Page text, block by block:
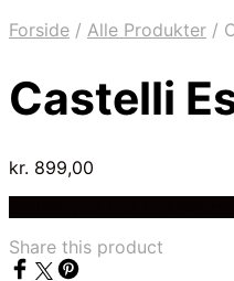
Forside / Alle Produkter /
Castelli
kr. 899,00
Share this product